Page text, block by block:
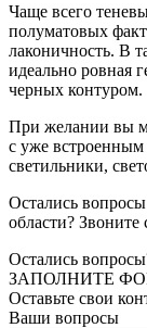
Чаще всего
полуматовых
лаконичность. В
идеально ровная
черных контуром.
При желании вы
с уже
светильники,
Остались
области? Звоните
Остались
ЗАПОЛНИТЕ
Оставьте свои
Ваши вопросы